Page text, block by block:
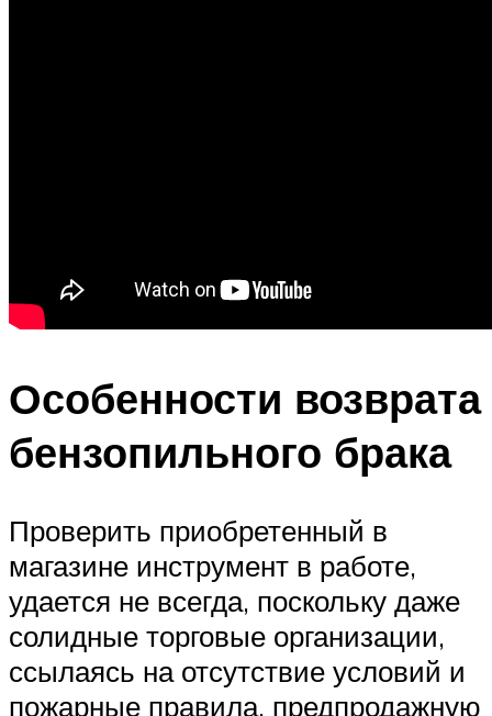
Особенности возврата
бензопильного брака
Проверить приобретенный в
магазине инструмент в работе,
удается не всегда, поскольку даже
солидные торговые организации,
ссылаясь на отсутствие условий и
пожарные правила, предпродажную